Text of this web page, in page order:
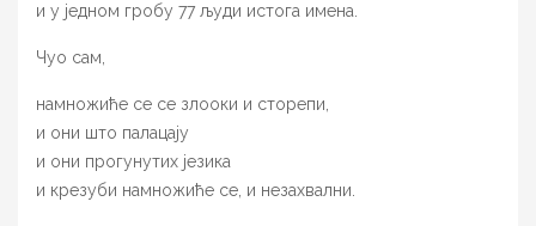
и у једном гробу 77 људи истога имена.
Чуо сам,
намножиће се се злооки и сторепи,
и они што палацају
и они прогунутих језика
и крезуби намножиће се, и незахвални.